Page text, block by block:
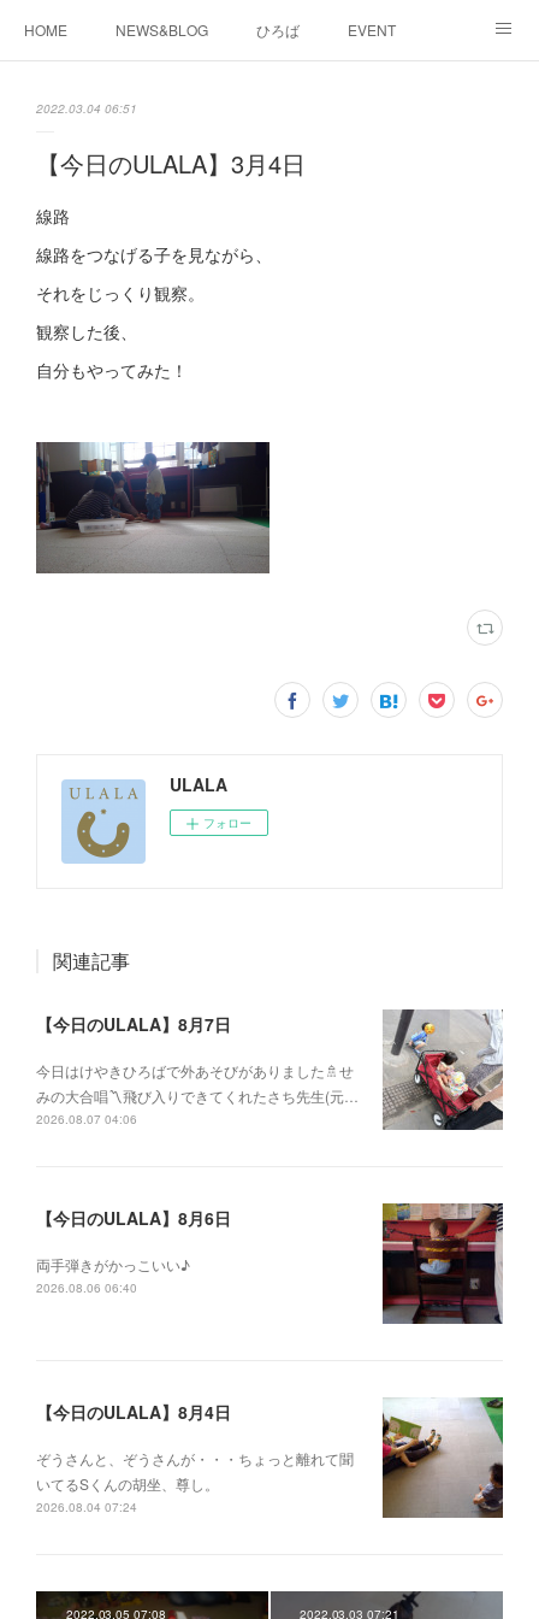
HOME NEWS&BLOG ひろば EVENT
2022.03.04 06:51
【今日のULALA】3月4日
線路
線路をつなげる子を見ながら、
それをじっくり観察。
観察した後、
自分もやってみた！
ULALA
フォロー
関連記事
【今日のULALA】8月7日
今日はけやきひろばで外あそびがありました🚿せ
みの大合唱〽飛び入りできてくれたさち先生(元…
2026.08.07 04:06
【今日のULALA】8月6日
両手弾きがかっこいい♪
2026.08.06 06:40
【今日のULALA】8月4日
ぞうさんと、ぞうさんが・・・ちょっと離れて聞
いてるSくんの胡坐、尊し。
2026.08.04 07:24
2022.03.05 07:08 2022.03.03 07:21